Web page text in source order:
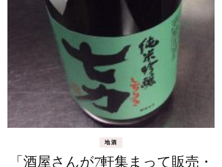
地酒
「酒屋さんが7軒集まって販売・